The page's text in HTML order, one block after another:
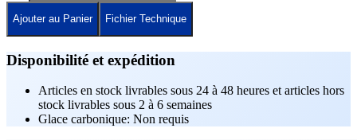
Ajouter au Panier Fichier Technique
Disponibilité et expédition
Articles en stock livrables sous 24 à 48 heures et articles hors
stock livrables sous 2 à 6 semaines
Glace carbonique: Non requis